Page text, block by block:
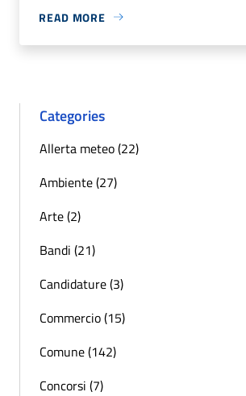
READ MORE
Categories
Allerta meteo (22)
Ambiente (27)
Arte (2)
Bandi (21)
Candidature (3)
Commercio (15)
Comune (142)
Concorsi (7)